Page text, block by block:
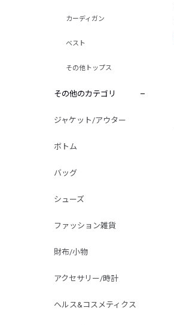
カーディガン
ベスト
その他トップス
その他のカテゴリ
ジャケット/アウター
ボトム
バッグ
シューズ
ファッション雑貨
財布/小物
アクセサリー/時計
ヘルス&コスメティクス